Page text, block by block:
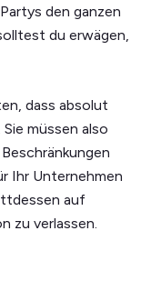
den ganzen
du erwägen,
dass absolut
müssen also
Ihr Unternehmen
auf
zu verlassen.